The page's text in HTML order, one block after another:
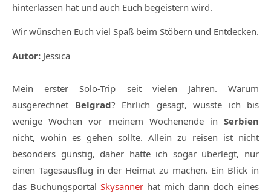
hinterlassen hat und auch Euch begeistern wird.
Wir wünschen Euch viel Spaß beim Stöbern und Entdecken.
Autor: Jessica
Mein erster Solo-Trip seit vielen Jahren. Warum
ausgerechnet Belgrad? Ehrlich gesagt, wusste ich bis
wenige Wochen vor meinem Wochenende in Serbien
nicht, wohin es gehen sollte. Allein zu reisen ist nicht
besonders günstig, daher hatte ich sogar überlegt, nur
einen Tagesausflug in der Heimat zu machen. Ein Blick in
das Buchungsportal Skysanner hat mich dann doch eines